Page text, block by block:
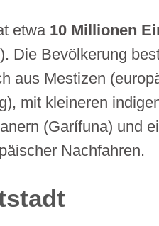
etwa 10 Millionen
Die Bevölkerung
aus Mestizen
mit kleineren
(Garífuna) und
Nachfahren.